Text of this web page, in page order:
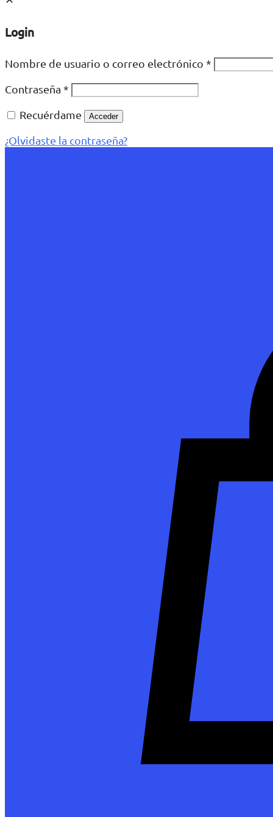
Login
Nombre de usuario o correo electrónico *
Contraseña *
Recuérdame
Acceder
¿Olvidaste la contraseña?